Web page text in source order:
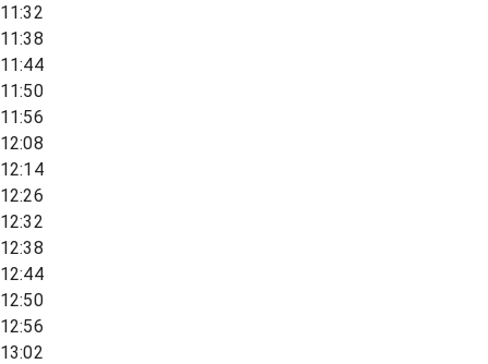
11:32
11:38
11:44
11:50
11:56
12:08
12:14
12:26
12:32
12:38
12:44
12:50
12:56
13:02